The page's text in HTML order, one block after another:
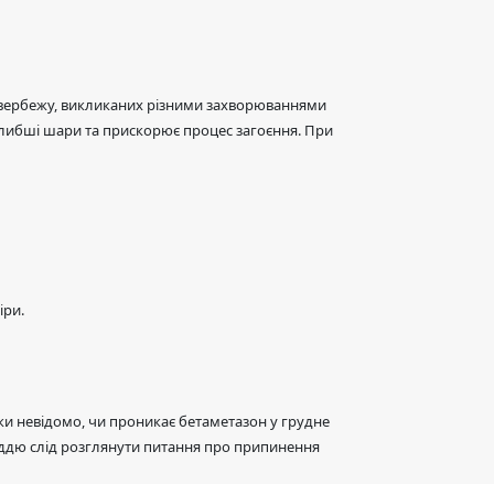
викликаних різними захворюваннями
шари та прискорює процес загоєння. При
невідомо, чи проникає бетаметазон у грудне
слід розглянути питання про припинення